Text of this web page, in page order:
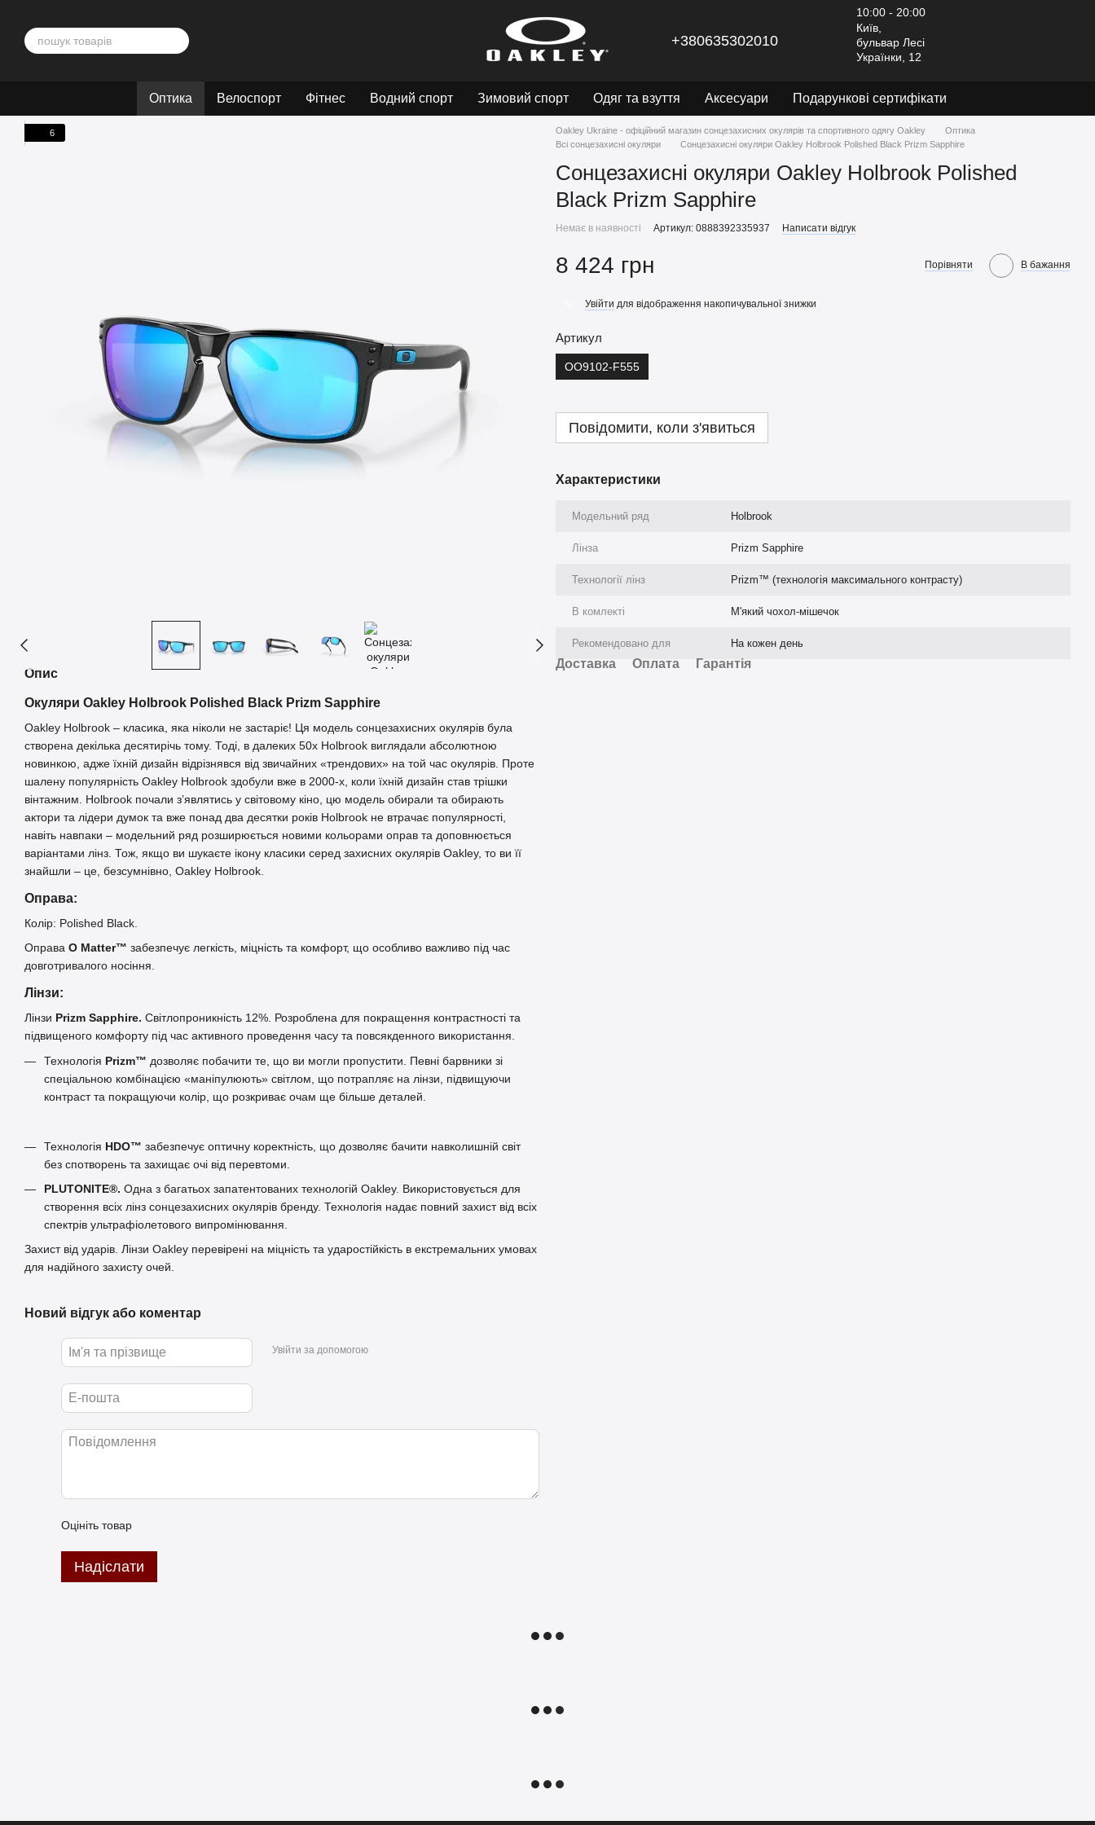
+380635302010
10:00 - 20:00
Київ,
бульвар Лесі
Українки, 12
Оптика Велоспорт Фітнес Водний спорт Зимовий спорт Одяг та взуття Аксесуари Подарункові сертифікати
6
Опис
Окуляри Oakley Holbrook Polished Black Prizm Sapphire
Oakley Holbrook – класика, яка ніколи не застаріє! Ця модель сонцезахисних окулярів була
створена декілька десятирічь тому. Тоді, в далеких 50х Holbrook виглядали абсолютною
новинкою, адже їхній дизайн відрізнявся від звичайних «трендових» на той час окулярів. Проте
шалену популярність Oakley Holbrook здобули вже в 2000-х, коли їхній дизайн став трішки
вінтажним. Holbrook почали з’являтись у світовому кіно, цю модель обирали та обирають
актори та лідери думок та вже понад два десятки років Holbrook не втрачає популярності,
навіть навпаки – модельний ряд розширюється новими кольорами оправ та доповнюється
варіантами лінз. Тож, якщо ви шукаєте ікону класики серед захисних окулярів Oakley, то ви її
знайшли – це, безсумнівно, Oakley Holbrook.
Оправа:
Колір: Polished Black.
Оправа O Matter™ забезпечує легкість, міцність та комфорт, що особливо важливо під час
довготривалого носіння.
Лінзи:
Лінзи Prizm Sapphire. Світлопроникність 12%. Розроблена для покращення контрастності та
підвищеного комфорту під час активного проведення часу та повсякденного використання.
Технологія Prizm™ дозволяє побачити те, що ви могли пропустити. Певні барвники зі
спеціальною комбінацією «маніпулюють» світлом, що потрапляє на лінзи, підвищуючи
контраст та покращуючи колір, що розкриває очам ще більше деталей.
Технологія HDO™ забезпечує оптичну коректність, що дозволяє бачити навколишній світ
без спотворень та захищає очі від перевтоми.
PLUTONITE®. Одна з багатьох запатентованих технологій Oakley. Використовується для
створення всіх лінз сонцезахисних окулярів бренду. Технологія надає повний захист від всіх
спектрів ультрафіолетового випромінювання.
Захист від ударів. Лінзи Oakley перевірені на міцність та ударостійкість в екстремальних умовах
для надійного захисту очей.
Новий відгук або коментар
Увійти за допомогою
Оцініть товар
Надіслати
Oakley Ukraine - офіційний магазин сонцезахисних окулярів та спортивного одягу Oakley
Оптика
Всі сонцезахисні окуляри
Сонцезахисні окуляри Oakley Holbrook Polished Black Prizm Sapphire
Сонцезахисні окуляри Oakley Holbrook Polished
Black Prizm Sapphire
Немає в наявності Артикул: 0888392335937 Написати відгук
8 424 грн Порівняти В бажання
Увійти для відображення накопичувальної знижки
Артикул
OO9102-F555
Повідомити, коли з'явиться
Характеристики
Модельний ряд Holbrook
Лінза Prizm Sapphire
Технології лінз Prizm™ (технологія максимального контрасту)
В комлекті М'який чохол-мішечок
Рекомендовано для На кожен день
Доставка Оплата Гарантія